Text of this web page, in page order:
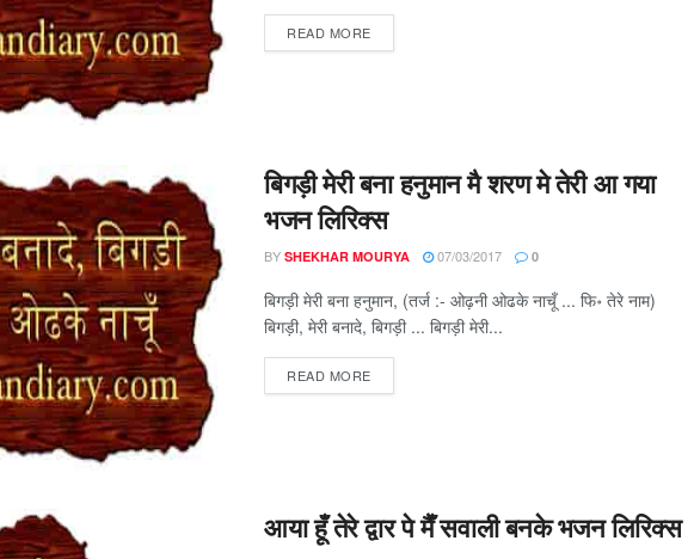
READ MOREDETAILS
बिगड़ी मेरी बना हनुमान मै शरण मे तेरी आ गया
भजन लिरिक्स
BY SHEKHAR MOURYA 07/03/2017 0
बिगड़ी मेरी बना हनुमान, (तर्ज :- ओढ़नी ओढके नाचूँ ... फि॰ तेरे नाम)
बिगड़ी, मेरी बनादे, बिगड़ी ... बिगड़ी मेरी...
READ MOREDETAILS
आया हूँ तेरे द्वार पे मैँ सवाली बनके भजन लिरिक्स